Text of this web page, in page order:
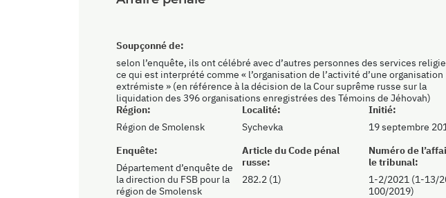
Région:
Région de Smolensk
Localité:
Sychevka
Soupçonné de:
selon l’enquête, ils ont célébré avec d’autres personnes des services
ce qui est interprété comme « l’organisation de l’activité d’une organisation
extrémiste » (en référence à la décision de la Cour suprême russe sur la
liquidation des 396 organisations enregistrées des Témoins de Jéhovah)
Initié:
19 septembre
Enquête:
Département d’enquête de
la direction du FSB pour la
région de Smolensk
Article du Code pénal
russe:
282.2 (1)
Numéro de
le tribunal:
1-2/2021 (1-13/
100/2019)